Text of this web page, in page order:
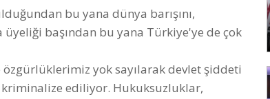
bu yana dünya barışını,
başından bu yana Türkiye'ye de çok
yok sayılarak devlet şiddeti
kriminalize ediliyor. Hukuksuzluklar,